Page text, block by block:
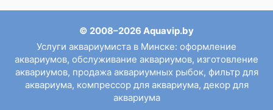
© 2008–2026 Aquavip.by
Услуги аквариумиста в Минске: оформление
аквариумов, обслуживание аквариумов, изготовление
аквариумов, продажа аквариумных рыбок, фильтр для
аквариума, компрессор для аквариума, декор для
аквариума